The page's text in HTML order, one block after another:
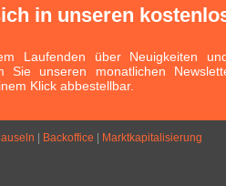
in unseren
Laufenden über Neuigkeiten
Sie unseren monatlichen
Klick abbestellbar.
Backoffice Marktkapitalisierung